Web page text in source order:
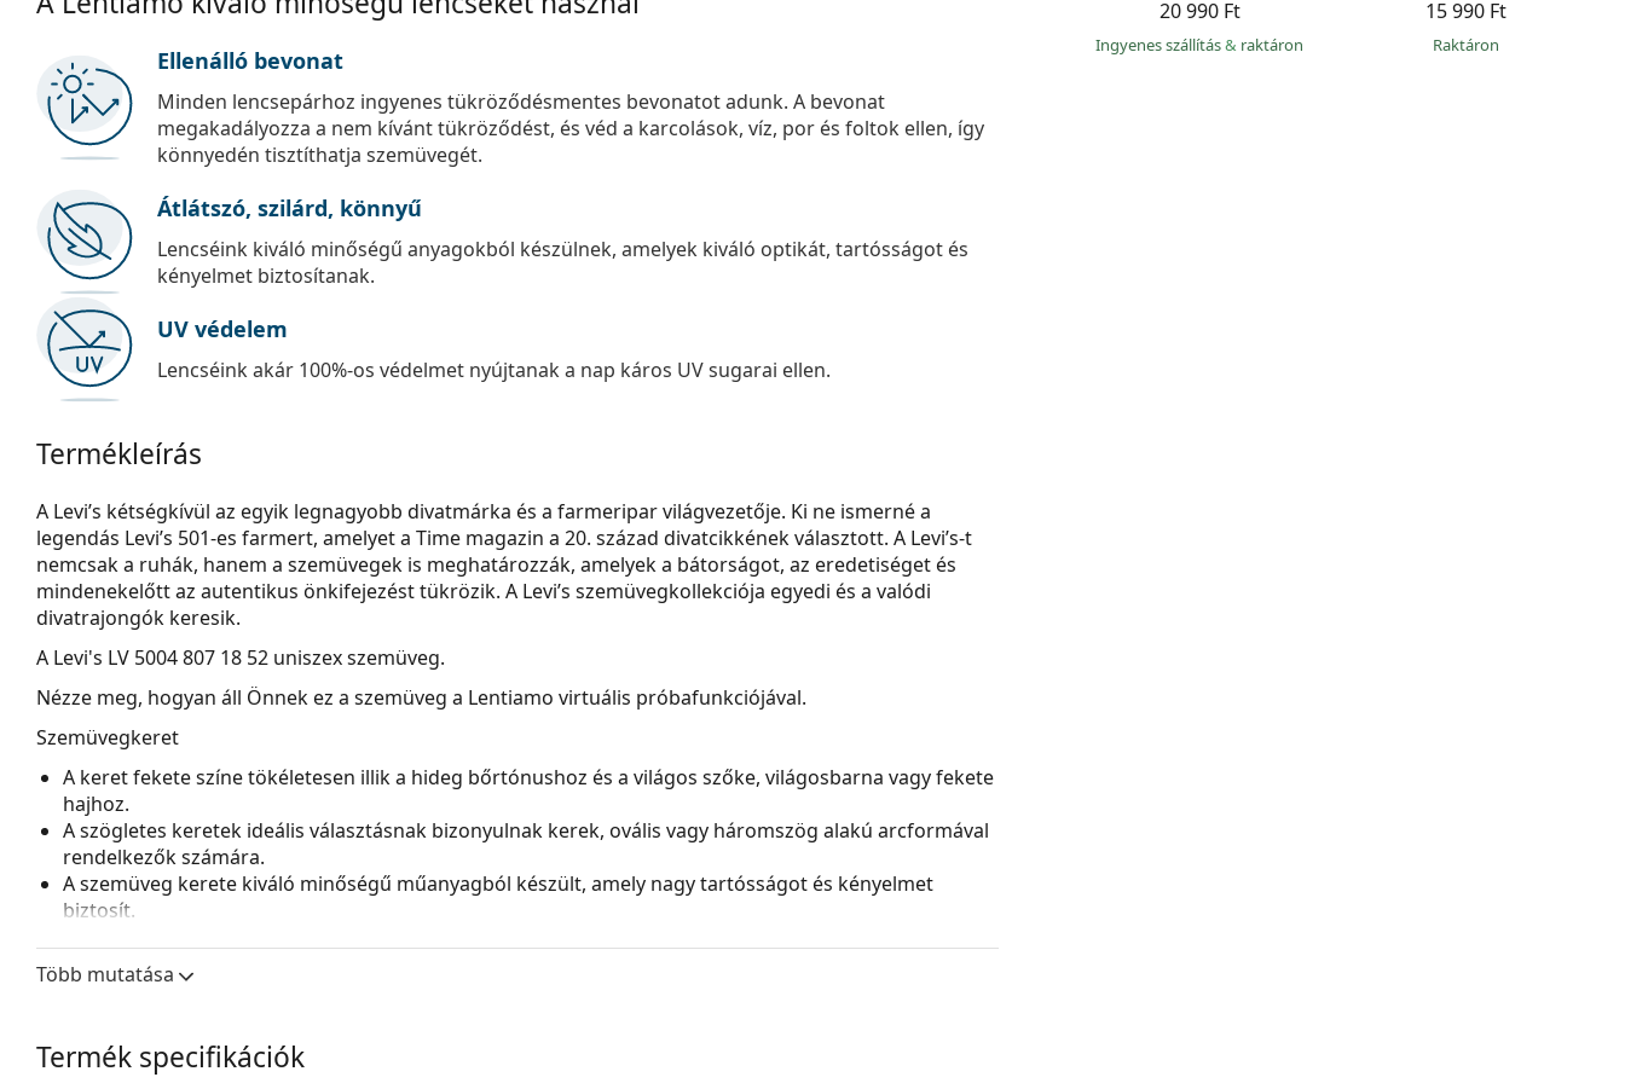
20 990 Ft
Ingyenes szállítás& raktáron
15 990 Ft
raktáron
Ellenálló bevonat
Minden lencsepárhoz ingyenes tükröződésmentes bevonatot adunk. A bevonat
megakadályozza a nem kívánt tükröződést, és véd a karcolások, víz, por és foltok ellen, így
könnyedén tisztíthatja szemüvegét.
Átlátszó, szilárd, könnyű
Lencséink kiváló minőségű anyagokból készülnek, amelyek kiváló optikát, tartósságot és
kényelmet biztosítanak.
UV védelem
Lencséink akár 100%-os védelmet nyújtanak a nap káros UV sugarai ellen.
Termékleírás
A Levi’s kétségkívül az egyik legnagyobb divatmárka és a farmeripar világvezetője. Ki ne ismerné a
legendás Levi’s 501-es farmert, amelyet a Time magazin a 20. század divatcikkének választott. A Levi’s-t
nemcsak a ruhák, hanem a szemüvegek is meghatározzák, amelyek a bátorságot, az eredetiséget és
mindenekelőtt az autentikus önkifejezést tükrözik. A Levi’s szemüvegkollekciója egyedi és a valódi
divatrajongók keresik.
A Levi's LV 5004 807 18 52 uniszex szemüveg.
Nézze meg, hogyan áll Önnek ez a szemüveg a Lentiamo virtuális próbafunkciójával.
Szemüvegkeret
A keret fekete színe tökéletesen illik a hideg bőrtónushoz és a világos szőke, világosbarna vagy fekete
hajhoz.
A szögletes keretek ideális választásnak bizonyulnak kerek, ovális vagy háromszög alakú arcformával
rendelkezők számára.
A szemüveg kerete kiváló minőségű műanyagból készült, amely nagy tartósságot és kényelmet
biztosít.
tartósak és teljesen körülveszik a lencséket, védve azokat a sérülésektől. Ez a kerettípus minden
lencséhez alkalmas, beleértve a vastagabb, nagyobb optikai teljesítményű lencséket is.
A szemüveget eredeti tokjában szállítjuk. A tok színe és kialakítása eltérő lehet.
Több mutatása
Termék specifikációk